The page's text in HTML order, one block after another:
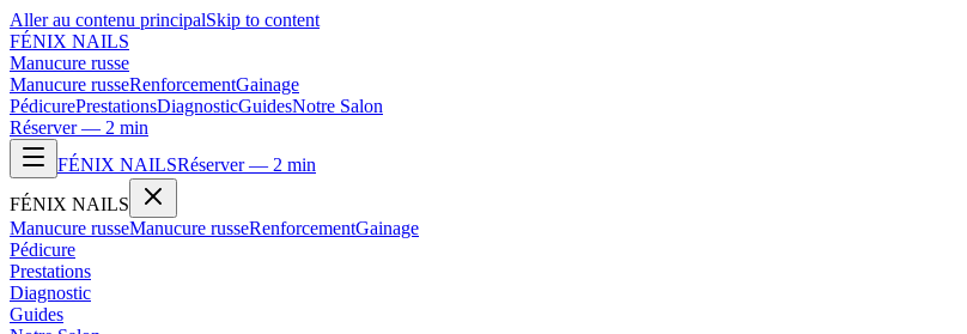
Aller au contenu principalSkip to content
FÉNIX NAILS
Manucure russe
Manucure russeRenforcementGainage
PédicurePrestationsDiagnosticGuidesNotre Salon
Réserver — 2 min
FÉNIX NAILSRéserver — 2 min
FÉNIX NAILS
Manucure russeManucure russeRenforcementGainage
Pédicure
Prestations
Diagnostic
Guides